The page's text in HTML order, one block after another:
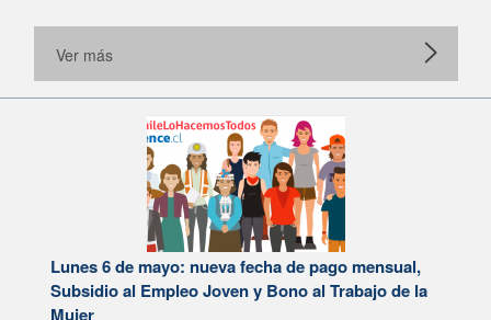
Ver más
Lunes 6 de mayo: nueva fecha de pago mensual,
Subsidio al Empleo Joven y Bono al Trabajo de la
Mujer